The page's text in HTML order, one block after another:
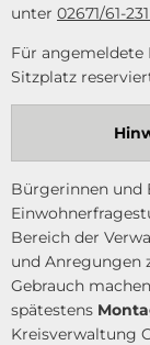
unter 02671/61-
Für angemeldete
Sitzplatz
Bürgerinnen und
Bereich der
und Anregungen
Gebrauch
spätestens
Kreisverwaltung